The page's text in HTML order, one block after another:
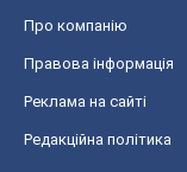
Про компанію
Правова інформація
Реклама на сайті
Редакційна політика